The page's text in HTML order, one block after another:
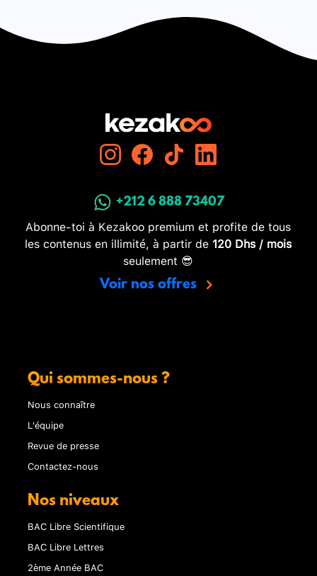
+212 6 888 73407
Abonne-toi à Kezakoo premium et profite de tous
les contenus en illimité, à partir de 120 Dhs / mois
seulement 😎
Voir nos offres
Qui sommes-nous ?
Nous connaître
L'équipe
Revue de presse
Contactez-nous
Nos niveaux
BAC Libre Scientifique
BAC Libre Lettres
2ème Année BAC